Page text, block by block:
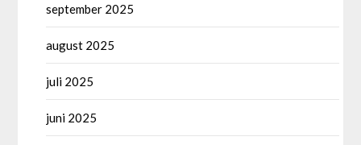
september 2025
august 2025
juli 2025
juni 2025